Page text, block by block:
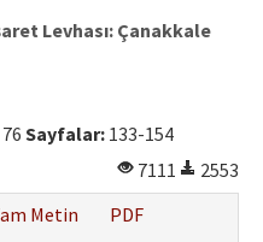
Levhası: Çanakkale
Sayfalar: 133-154
7111
2553
Metin
PDF